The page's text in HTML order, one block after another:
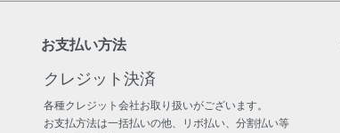
お支払い方法
クレジット決済
各種クレジット会社お取り扱いがございます。
お支払方法は一括払いの他、リボ払い、分割払い等